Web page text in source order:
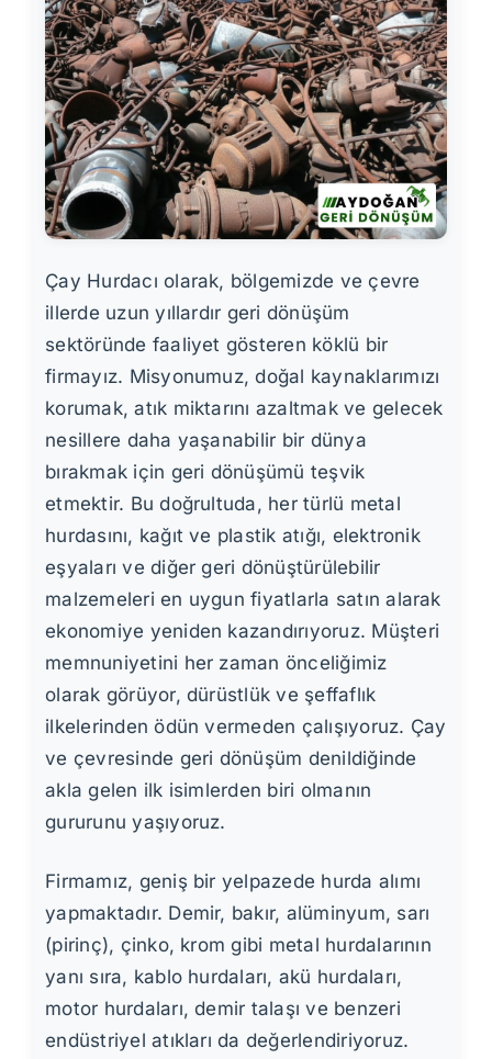
Çay Hurdacı olarak, bölgemizde ve çevre
illerde uzun yıllardır geri dönüşüm
sektöründe faaliyet gösteren köklü bir
firmayız. Misyonumuz, doğal kaynaklarımızı
korumak, atık miktarını azaltmak ve gelecek
nesillere daha yaşanabilir bir dünya
bırakmak için geri dönüşümü teşvik
etmektir. Bu doğrultuda, her türlü metal
hurdasını, kağıt ve plastik atığı, elektronik
eşyaları ve diğer geri dönüştürülebilir
malzemeleri en uygun fiyatlarla satın alarak
ekonomiye yeniden kazandırıyoruz. Müşteri
memnuniyetini her zaman önceliğimiz
olarak görüyor, dürüstlük ve şeffaflık
ilkelerinden ödün vermeden çalışıyoruz. Çay
ve çevresinde geri dönüşüm denildiğinde
akla gelen ilk isimlerden biri olmanın
gururunu yaşıyoruz.
Firmamız, geniş bir yelpazede hurda alımı
yapmaktadır. Demir, bakır, alüminyum, sarı
(pirinç), çinko, krom gibi metal hurdalarının
yanı sıra, kablo hurdaları, akü hurdaları,
motor hurdaları, demir talaşı ve benzeri
endüstriyel atıkları da değerlendiriyoruz.